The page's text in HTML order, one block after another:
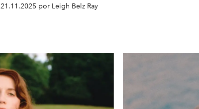
21.11.2025 por Leigh Belz Ray